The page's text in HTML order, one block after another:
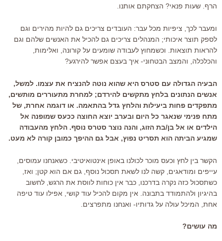
הרף. שעות פנאי? הצחקתם אותנו.
ומעבר לכך, ציפיות מכל עבר: העובדים צריכים גם להיות מהירים וגם
לספק תוצר איכותי; המנהלים צריכים גם להכיל את האנשים שלהם וגם
להראות תוצאות. וכשמחוץ לעבודה שומעים על קורונה, ואלימות,
והכלכלה, והמצב הבטחוני- איך בעצם אפשר להירגע?
הבעיה הגדולה עם סטרס היא שהוא נוטה להנציח את עצמו. למשל,
אנשים הנתונים בלחץ מתקשים להירדם; למחרת מתעוררים מותשים,
מתפקדים פחות ביעילות והלחץ גדל בהתאמה. או דוגמה אחרת, של
מתח פנימי שנאגר כל היום ובערב יוצא החוצה ככעס שמופנה אל
הילדים או אל בן/בת הזוג, והנה נוצר סטרס נוסף. הלחץ מהעבודה
שמגיע הביתה הוא תסריט נפוץ, אבל גם ההיפך כמובן קורה לא מעט.
הקשר בין לחץ וכעס מוכר לכולנו באופן אינטואיטיבי. כשאנחנו עמוסים,
עייפים ומודאגים, קשה לנו לשאת תסכול נוסף, גם אם הוא קטן; ואז,
כשתסכול כזה נקרה בדרכנו, כבר אין כוחות לווסת את הרגש, לחשוב
בהיגיון ולהתמודד בתבונה. אין מקום להכיל עוד קושי, אפילו עוד טיפה
אחת, המיכל עולה על גדותיו- ואנחנו מתפרצים.
מה עושים?